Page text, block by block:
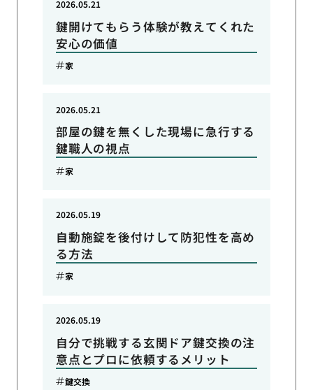
鍵開けてもらう体験が教えてくれた
安心の価値
2026.05.21
家
部屋の鍵を無くした現場に急行する
鍵職人の視点
2026.05.21
家
自動施錠を後付けして防犯性を高め
る方法
2026.05.19
家
自分で挑戦する玄関ドア鍵交換の注
意点とプロに依頼するメリット
2026.05.19
鍵交換